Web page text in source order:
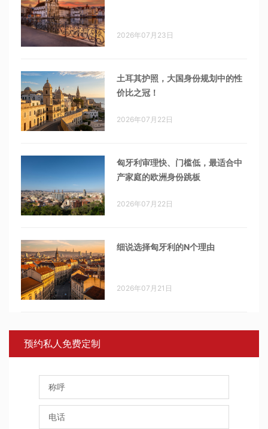
2026年07月23日
土耳其护照，大国身份规划中的性
价比之冠！
2026年07月22日
匈牙利审理快、门槛低，最适合中
产家庭的欧洲身份跳板
2026年07月22日
细说选择匈牙利的N个理由
2026年07月21日
预约私人免费定制